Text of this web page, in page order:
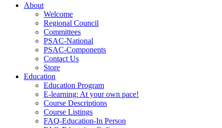
About
Welcome
Regional Council
Committees
PSAC-National
PSAC-Components
Contact Us
Store
Education
Education Program
E-learning: At your own pace!
Course Descriptions
Course Listings
FAQ-Education-In Person